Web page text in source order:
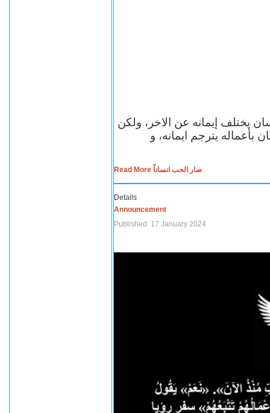
يختلف إيمانه عن الاخر، ولكن
بأعماله يترجم ايمانه، و
Read More صار الحب انساناً
Details
Announcement
Published: 17 January 2024